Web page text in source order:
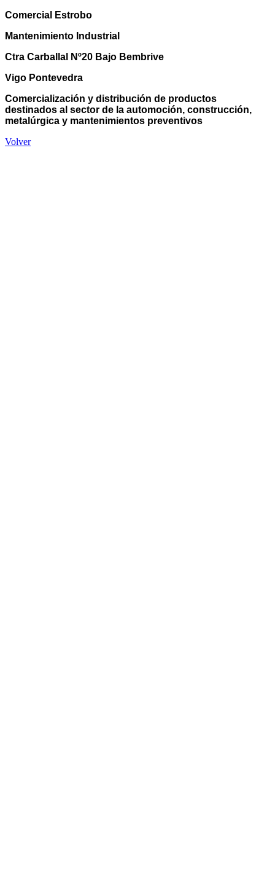
Comercial Estrobo
Mantenimiento Industrial
Ctra Carballal Nº20 Bajo Bembrive
Vigo Pontevedra
Comercialización y distribución de productos
destinados al sector de la automoción, construcción,
metalúrgica y mantenimientos preventivos
Volver